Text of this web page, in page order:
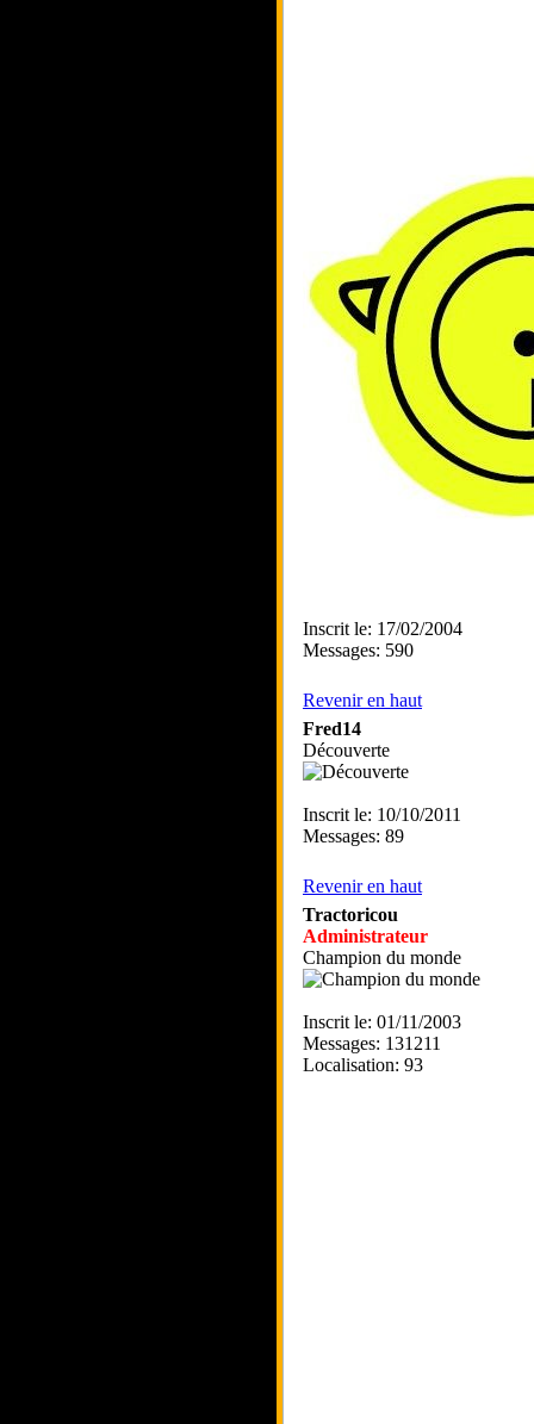
Inscrit le: 17/02/2004
Messages: 590
Revenir en haut
Fred14
Découverte
Inscrit le: 10/10/2011
Messages: 89
Revenir en haut
Tractoricou
Administrateur
Champion du monde
Inscrit le: 01/11/2003
Messages: 131211
Localisation: 93